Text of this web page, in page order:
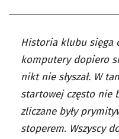
Historia klubu sięga
komputery dopiero
nikt nie słyszał. W
startowej często nie
zliczane były
stoperem. Wszyscy